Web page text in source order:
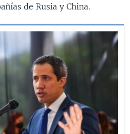
de Rusia y China.